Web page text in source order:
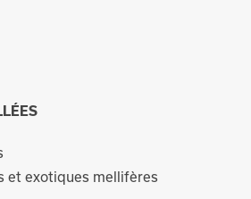
et exotiques mellifères